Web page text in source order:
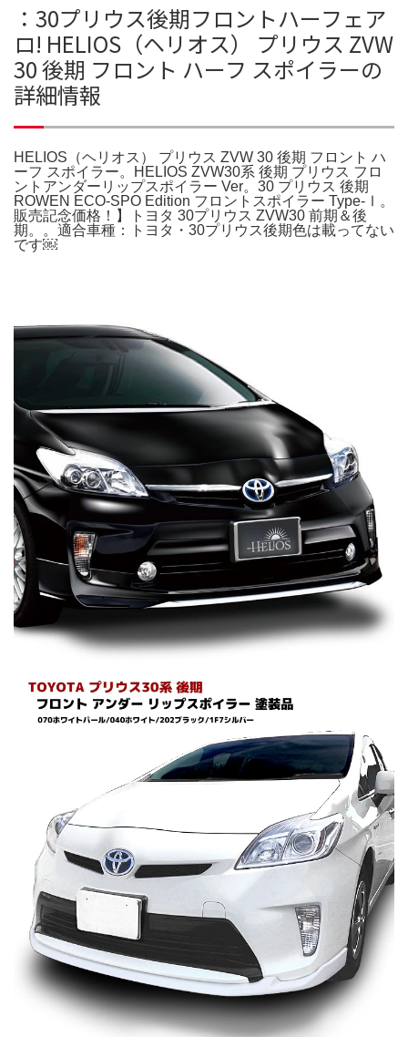
：30プリウス後期フロントハーフェア
ロ! HELIOS（ヘリオス） プリウス ZVW
30 後期 フロント ハーフ スポイラーの
詳細情報
HELIOS（ヘリオス） プリウス ZVW 30 後期 フロント ハ
ーフ スポイラー。HELIOS ZVW30系 後期 プリウス フロ
ントアンダーリップスポイラー Ver。30 プリウス 後期
ROWEN ECO-SPO Edition フロントスポイラー Type-Ⅰ。
販売記念価格！】トヨタ 30プリウス ZVW30 前期＆後
期。。適合車種：トヨタ・30プリウス後期色は載ってない
です￼